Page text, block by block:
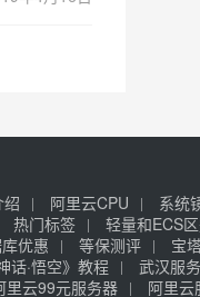
阿里云CPU 系统
热门标签 轻量和ECS
优惠 等保测评
宝
话·悟空》教程 武汉服
里云99元服务器 阿里云